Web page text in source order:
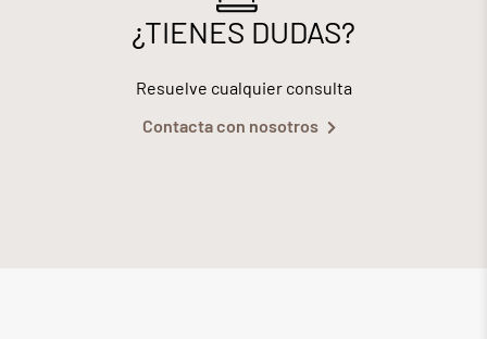
¿TIENES DUDAS?
Resuelve cualquier consulta
Contacta con nosotros